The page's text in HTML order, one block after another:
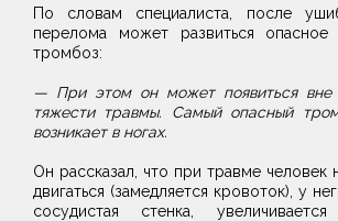
По словам специалиста, после
перелома может развиться
тромбоз:
— При этом он может появиться вне
тяжести травмы. Самый опасный
возникает в ногах.
Он рассказал, что при травме человек
двигаться (замедляется кровоток), у
сосудистая стенка, увеличивается